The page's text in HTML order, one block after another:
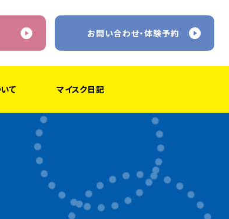
お問い合わせ・体験予約
て マイスク日記